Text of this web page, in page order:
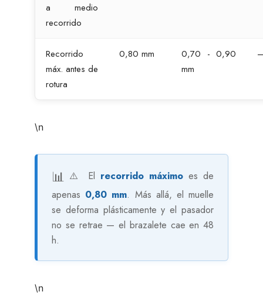
a medio
recorrido
Recorrido
máx. antes de
rotura
0,80 mm
0,70 - 0,90
mm
\n
⚠️ El recorrido máximo es de
apenas 0,80 mm. Más allá, el muelle
se deforma plásticamente y el pasador
no se retrae — el brazalete cae en 48
h.
\n